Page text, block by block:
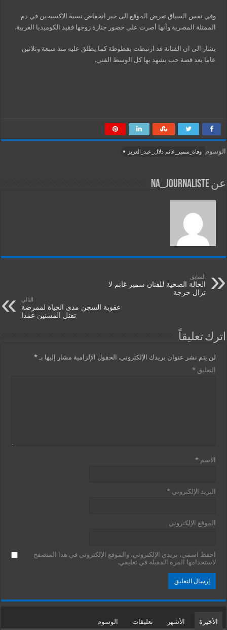
وفي نفس السياق تعرض الموقع الى خبر انخفاض نسبة الاكسيجين في دم
الممثلة المصرية وأنها أصرت على حضور جنازة زوجها فقيد الكوميديا العربية.
يشار الى ان الفنانة قد ارتبطت بفطوطة كما يطلق عليه منذ سبعة وثلاثين
عاما بعد قصة حب يشهد بها كل الوسط الفني.
الوسوم وفاة_سمير_غانم دلال_عبد_العزيز
عن na_journaliste
السابق
الحالة الصحية للفنان سمير غانم لا
تزال حرجة
التالي
عقوبة السجن مدى الحياة لممرضة
تقتل المسنين عمدا
اترك تعليقاً
لن يتم نشر عنوان بريدك الإلكتروني. الحقول الإلزامية مشار إليها بـ*
التعليق*
الاسم*
البريد الإلكتروني*
الموقع الإلكتروني
احفظ اسمي، بريدي الإلكتروني، والموقع الإلكتروني في هذا المتصفح
لاستخدامها المرة المقبلة في تعليقي.
الأخيرة الأشهر تعليقات الوسوم